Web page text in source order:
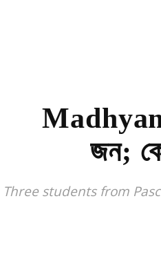
জন;
Three students from